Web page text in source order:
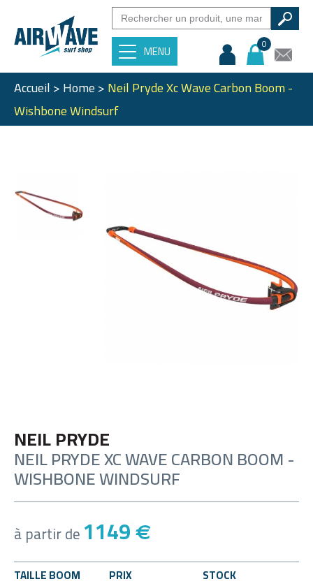
MENU 0
Accueil>Home>Neil Pryde Xc Wave Carbon Boom -
Wishbone Windsurf
NEIL PRYDE
NEIL PRYDE XC WAVE CARBON BOOM -
WISHBONE WINDSURF
à partir de1149 €
TAILLE BOOM PRIX
STOCK